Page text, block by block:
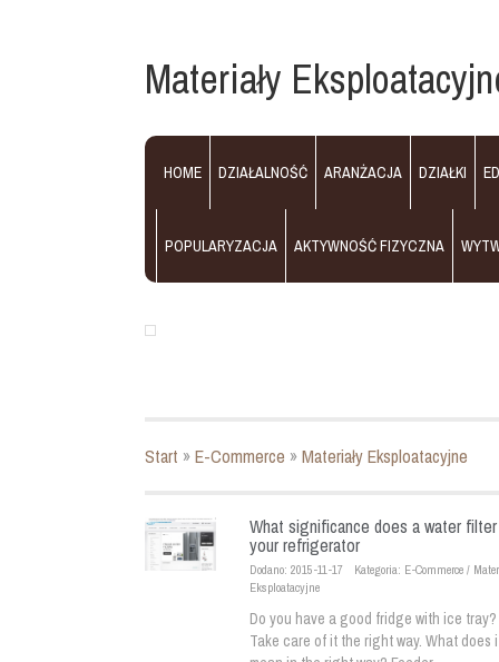
Materiały
HOME DZIAŁALNOŚĆ ARANŻACJA DZIAŁKI
POPULARYZACJA AKTYWNOŚĆ FIZYCZNA
Start »E-Commerce »Materiały Eksploatacyjne
What significance does a water
your refrigerator
Dodano: 2015-11-17
Kategoria: E-Commerce /
Eksploatacyjne
Do you have a good fridge with ice tray?
Take care of it the right way. What does